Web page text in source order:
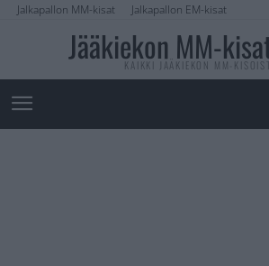
Jalkapallon MM-kisat Jalkapallon EM-kisat
Jääkiekon MM-
KAIKKI JÄÄKIEKON MM-